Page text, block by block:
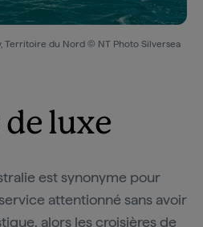
Territoire du Nord © NT Photo Silversea
de luxe
est synonyme pour
attentionné sans avoir
alors les croisières de